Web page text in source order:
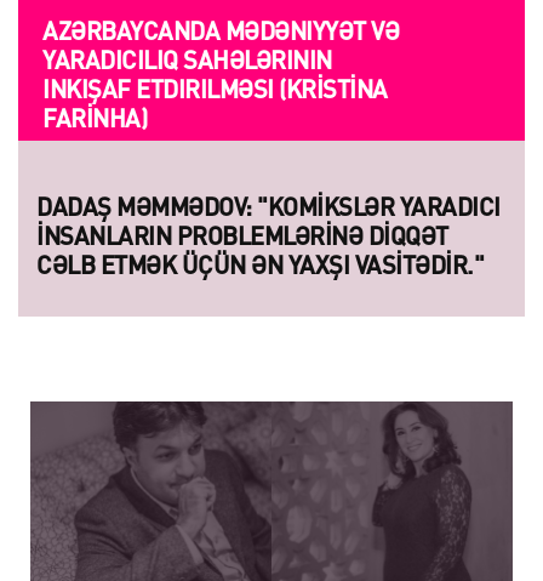
AZƏRBAYCANDA MƏDƏNIYYƏT VƏ
YARADICILIQ SAHƏLƏRININ
INKIŞAF ETDIRILMƏSI (KRISTINA
FARINHA)
DADAŞ MƏMMƏDOV: "KOMIKSLƏR YARADICI
INSANLARIN PROBLEMLƏRINƏ DIQQƏT
CƏLB ETMƏK ÜÇÜN ƏN YAXŞI VASITƏDIR."